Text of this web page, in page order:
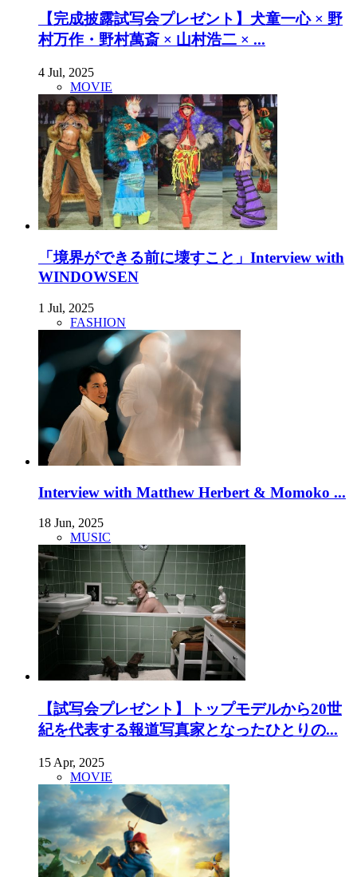
【完成披露試写会プレゼント】犬童一心 × 野
村万作・野村萬斎 × 山村浩二 × ...
4 Jul, 2025
MOVIE
「境界ができる前に壊すこと」Interview with
WINDOWSEN
1 Jul, 2025
FASHION
Interview with Matthew Herbert & Momoko ...
18 Jun, 2025
MUSIC
【試写会プレゼント】トップモデルから20世
紀を代表する報道写真家となったひとりの...
15 Apr, 2025
MOVIE